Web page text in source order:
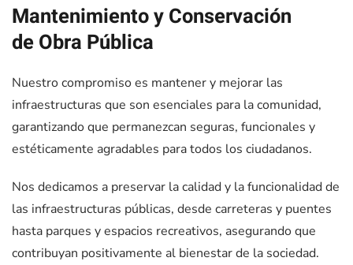
Mantenimiento y Conservación
de Obra Pública
Nuestro compromiso es mantener y mejorar las
infraestructuras que son esenciales para la comunidad,
garantizando que permanezcan seguras, funcionales y
estéticamente agradables para todos los ciudadanos.
Nos dedicamos a preservar la calidad y la funcionalidad de
las infraestructuras públicas, desde carreteras y puentes
hasta parques y espacios recreativos, asegurando que
contribuyan positivamente al bienestar de la sociedad.